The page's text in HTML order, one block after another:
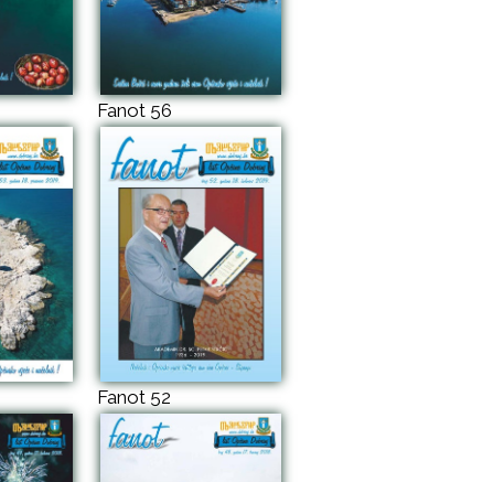
Fanot 56
Fanot 52